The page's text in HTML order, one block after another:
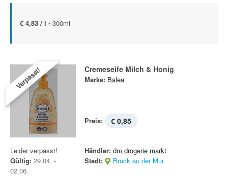
€ 4,83 / l - 300ml
Verpasst! Cremeseife Milch & Honig
Marke: Balea
Preis: € 0,85
Leider verpasst!
Gültig: 29.04. -
02.06.
Händler: dm drogerie markt
Stadt:
Bruck an der Mur